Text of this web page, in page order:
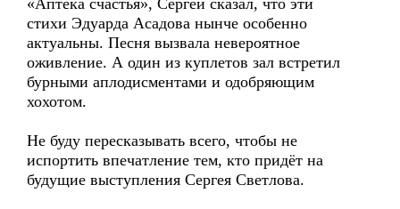
«Аптека счастья», Сергей сказал, что эти
стихи Эдуарда Асадова нынче особенно
актуальны. Песня вызвала невероятное
оживление. А один из куплетов зал встретил
бурными аплодисментами и одобряющим
хохотом.
Не буду пересказывать всего, чтобы не
испортить впечатление тем, кто придёт на
будущие выступления Сергея Светлова.